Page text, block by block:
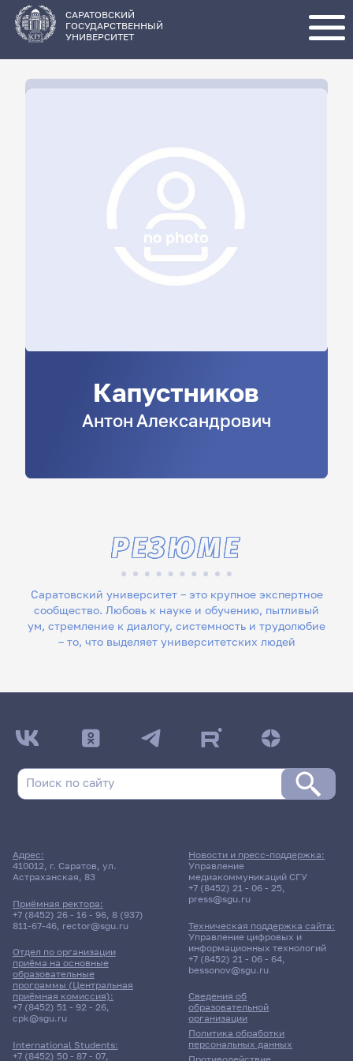
основному
содержанию
САРАТОВСКИЙ
ГОСУДАРСТВЕННЫЙ
УНИВЕРСИТЕТ
Капустников
Антон Александрович
Саратовский университет – это крупное экспертное
сообщество. Любовь к науке и обучению, пытливый
ум, стремление к диалогу, системность и трудолюбие
– то, что выделяет университетских людей
РЕЗЮМЕ
Адрес:
410012, г. Саратов, ул.
Астраханская, 83
Приёмная ректора:
+7 (8452) 26 - 16 - 96, 8 (937)
811-67-46, rector@sgu.ru
Отдел по организации
приёма на основные
образовательные
программы (Центральная
приёмная комиссия):
+7 (8452) 51 - 92 - 26,
cpk@sgu.ru
International Students:
+7 (8452) 50 - 87 - 07,
Сведения об
образовательной
организации
Политика обработки
персональных данных
Новости и пресс-поддержка:
Управление
медиакоммуникаций СГУ
+7 (8452) 21 - 06 - 25,
press@sgu.ru
Техническая поддержка сайта:
Управление цифровых и
информационных технологий
+7 (8452) 21 - 06 - 64,
bessonov@sgu.ru